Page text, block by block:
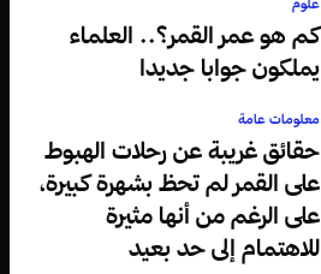
علوم
كم هو عمر القمر؟.. العلماء
يملكون جوابا جديدا
معلومات عامة
حقائق غريبة عن رحلات الهبوط
على القمر لم تحظ بشهرة كبيرة،
على الرغم من أنها مثيرة
للاهتمام إلى حد بعيد